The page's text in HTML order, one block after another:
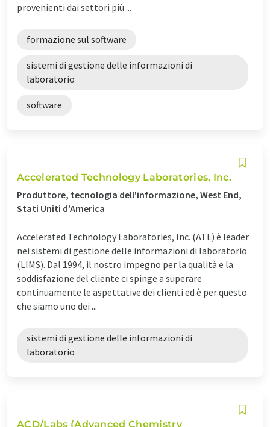
provenienti dai settori più ...
formazione sul software
sistemi di gestione delle informazioni di
laboratorio
software
Accelerated Technology Laboratories, Inc.
Produttore, tecnologia dell'informazione, West End,
Stati Uniti d'America
Accelerated Technology Laboratories, Inc. (ATL) è leader
nei sistemi di gestione delle informazioni di laboratorio
(LIMS). Dal 1994, il nostro impegno per la qualità e la
soddisfazione del cliente ci spinge a superare
continuamente le aspettative dei clienti ed è per questo
che siamo uno dei ...
sistemi di gestione delle informazioni di
laboratorio
ACD/Labs (Advanced Chemistry